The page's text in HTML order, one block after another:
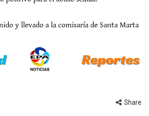
y llevado a la comisaría de Santa Marta
Share